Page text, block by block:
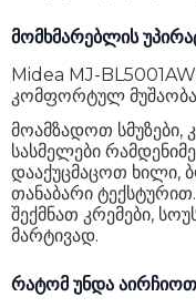
მომხმარებლის
Midea MJ-
კომფორტულ
მოამზადოთ სმუზები,
სასმელები
დააქუცმაცოთ ხილი,
თანაბარი ტექსტურით.
შექმნათ კრემები,
მარტივად.
რატომ უნდა